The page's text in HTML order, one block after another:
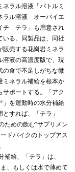
ネラル溶液「バトルミ
ラル溶液 オーバイエ
チ テラ」も用意され
いる。同製品は、同社
販売する花崗岩ミネラ
溶液の高濃度版で、現
の食で不足しがちな微
ミネラル補給を根本か
サポートする。「アク
」を運動時の水分補給
とすれば、「テラ」
ための飲む“サプリメン
ドバイクのトップアス
給、「テラ」は、
、もしくは水で薄めて